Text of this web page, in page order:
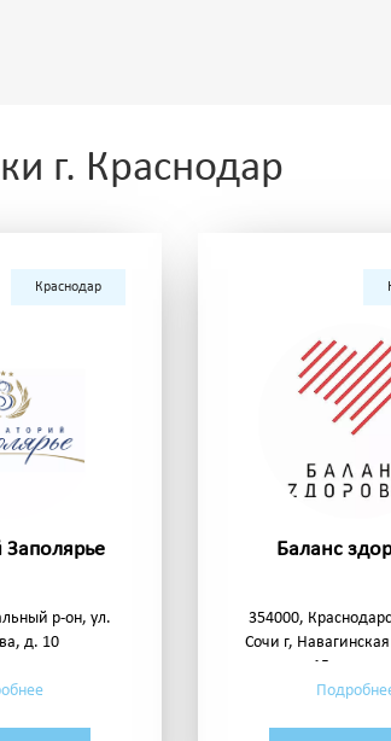
г. Краснодар
Краснодар
Заполярье
р-он, ул.
д. 10
Баланс
354000,
Сочи г,
15, корпус